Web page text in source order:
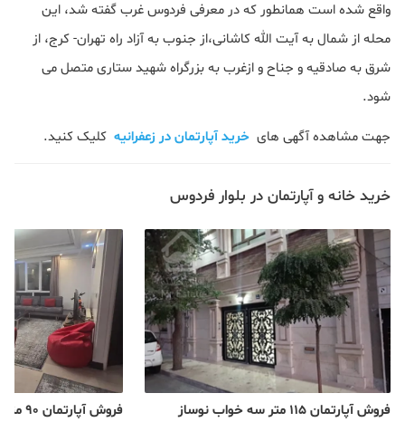
واقع شده است همانطور که در معرفی فردوس غرب گفته شد، این
محله از شمال به آیت‌ الله کاشانی،از جنوب به آزاد راه تهران- کرج، از
شرق به صادقیه و جناح و ازغرب به بزرگراه شهید ستاری متصل می
شود.
جهت مشاهده آگهی های خرید آپارتمان در زعفرانیه کلیک کنید.
خرید خانه و آپارتمان در بلوار فردوس
فروش آپارتمان ١١۵ متر سه خواب نوساز
فروش